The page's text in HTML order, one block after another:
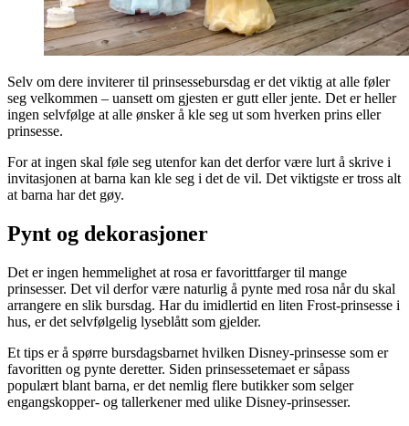
Selv om dere inviterer til prinsessebursdag er det viktig at alle føler
seg velkommen – uansett om gjesten er gutt eller jente. Det er heller
ingen selvfølge at alle ønsker å kle seg ut som hverken prins eller
prinsesse.
For at ingen skal føle seg utenfor kan det derfor være lurt å skrive i
invitasjonen at barna kan kle seg i det de vil. Det viktigste er tross alt
at barna har det gøy.
Pynt og dekorasjoner
Det er ingen hemmelighet at rosa er favorittfarger til mange
prinsesser. Det vil derfor være naturlig å pynte med rosa når du skal
arrangere en slik bursdag. Har du imidlertid en liten Frost-prinsesse i
hus, er det selvfølgelig lyseblått som gjelder.
Et tips er å spørre bursdagsbarnet hvilken Disney-prinsesse som er
favoritten og pynte deretter. Siden prinsessetemaet er såpass
populært blant barna, er det nemlig flere butikker som selger
engangskopper- og tallerkener med ulike Disney-prinsesser.